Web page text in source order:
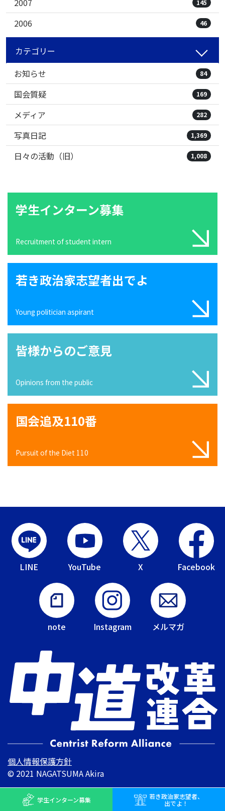
145
2006 46
カテゴリー
お知らせ
84
国会質疑 169
メディア 282
写真日記 1,369
日々の活動（旧） 1,008
学生インターン募集
Recruitment of student intern
若き政治家志望者出でよ
Young politician aspirant
皆様からのご意見
Opinions from the public
国会追及110番
Pursuit of the Diet 110
LINE YouTube X Facebook
note Instagram メルマガ
個人情報保護方針
© 2021 NAGATSUMA Akira
学生インターン募集 若き政治家志望者、
出でよ！